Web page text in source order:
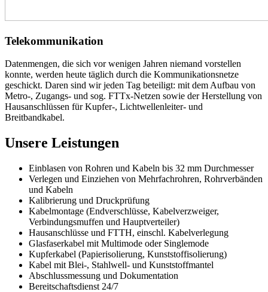
Telekommunikation
Datenmengen, die sich vor wenigen Jahren niemand vorstellen
konnte, werden heute täglich durch die Kommunikationsnetze
geschickt. Daren sind wir jeden Tag beteiligt: mit dem Aufbau von
Metro-, Zugangs- und sog. FTTx-Netzen sowie der Herstellung von
Hausanschlüssen für Kupfer-, Lichtwellenleiter- und
Breitbandkabel.
Unsere Leistungen
Einblasen von Rohren und Kabeln bis 32 mm Durchmesser
Verlegen und Einziehen von Mehrfachrohren, Rohrverbänden
und Kabeln
Kalibrierung und Druckprüfung
Kabelmontage (Endverschlüsse, Kabelverzweiger,
Verbindungsmuffen und Hauptverteiler)
Hausanschlüsse und FTTH, einschl. Kabelverlegung
Glasfaserkabel mit Multimode oder Singlemode
Kupferkabel (Papierisolierung, Kunststoffisolierung)
Kabel mit Blei-, Stahlwell- und Kunststoffmantel
Abschlussmessung und Dokumentation
Bereitschaftsdienst 24/7